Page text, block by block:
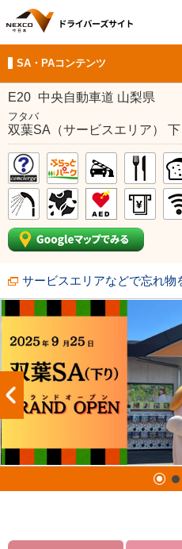
SA・PAコンテンツ
E20 中央自動車道 山梨県
フタバ
双葉SA（サービスエリア）
サービスエリアなどで忘れ物